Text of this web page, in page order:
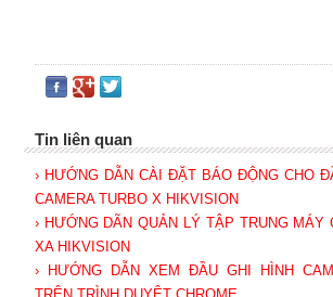
Tin liên quan
› HƯỚNG DẪN CÀI ĐẶT BÁO ĐỘNG CHO
CAMERA TURBO X HIKVISION
› HƯỚNG DÃN QUẢN LÝ TẬP TRUNG MÁY
XA HIKVISION
› HƯỚNG DẪN XEM ĐẦU GHI HÌNH